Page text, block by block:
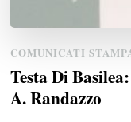
COMUNICATI
Testa Di
A. Randazzo